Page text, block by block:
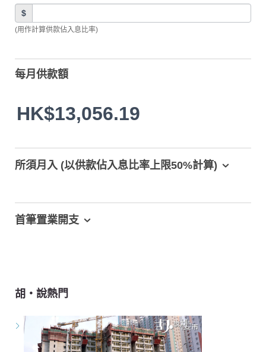
$
(用作計算供款佔入息比率)
每月供款額
HK$13,056.19
所須月入 (以供款佔入息比率上限50%計算)
首筆置業開支
胡‧說熱門